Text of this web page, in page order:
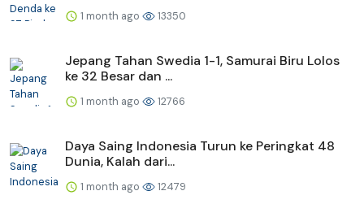
1 month ago 13350
Jepang Tahan Swedia 1-1, Samurai Biru Lolos
ke 32 Besar dan ...
1 month ago 12766
Daya Saing Indonesia Turun ke Peringkat 48
Dunia, Kalah dari...
1 month ago 12479